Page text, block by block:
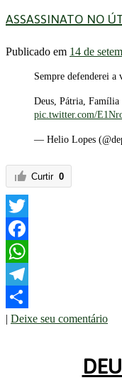
ASSASSINATO NO
Publicado em 14 de
Sempre defenderei a
Deus, Pátria, Família
pic.twitter.com/
— Helio Lopes
Curtir 0
Twitter
Facebook
WhatsApp
Telegram
Share
| Deixe seu comentário